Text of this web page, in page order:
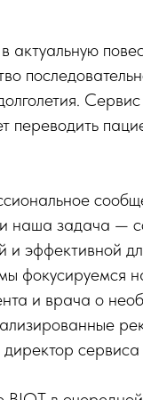
актуальную
переводить
наша задача —
и эффективной
фокусируемся
и врача о